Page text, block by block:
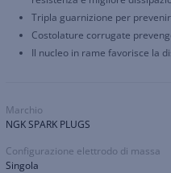
Tripla guarnizione per
Costolature corrugate
Il nucleo in rame favorisce la
Marchio
NGK SPARK PLUGS
Configurazione elettrodo di massa
Singola